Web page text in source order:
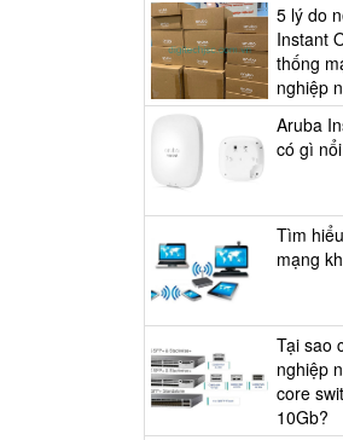
5 lý do
Instant
thống
nghiệp
Aruba
có gì
​Tìm
mạng
​Tại sao
nghiệp
core
10Gb?